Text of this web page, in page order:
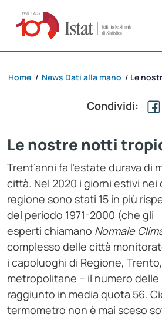
Home / News Dati alla mano / Le
Condividi:
Le nostre notti
Trent’anni fa l’estate durava di
città. Nel 2020 i giorni estivi nei
regione sono stati 15 in più
del periodo 1971-2000 (che gli
esperti chiamano Normale
complesso delle città
i capoluoghi di Regione,
metropolitane – il numero
raggiunto in media quota 56.
termometro non è mai sceso